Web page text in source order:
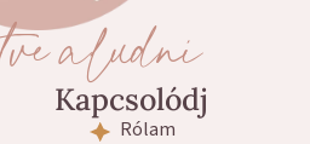
aludni
Kapcsolódj
Rólam